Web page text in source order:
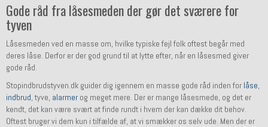
Gode råd fra låsesmeden der gør det sværere for
tyven
Låsesmeden ved en masse om, hvilke typiske fejl folk oftest begår med
deres låse. Derfor er der god grund til at lytte efter, når en låsesmed giver
gode råd.
Stopindbrudstyven.dk guider dig igennem en masse gode råd inden for låse,
indbrud, tyve, alarmer og meget mere. Der er mange låsesmede, og det er
kendt, det kan være svært at finde rundt i hvem der kan dække dit behov.
Oftest bruger vi dem kun i tilfælde af, at vi smækker os selv ude. Men der er